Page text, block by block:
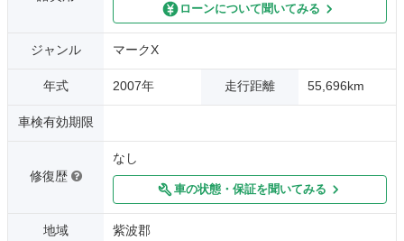
ローンについて聞いてみる
ジャンル マークX
年式 2007年 走行距離 55,696km
車検有効期限
修復歴
なし
車の状態・保証を聞いてみる
地域 紫波郡